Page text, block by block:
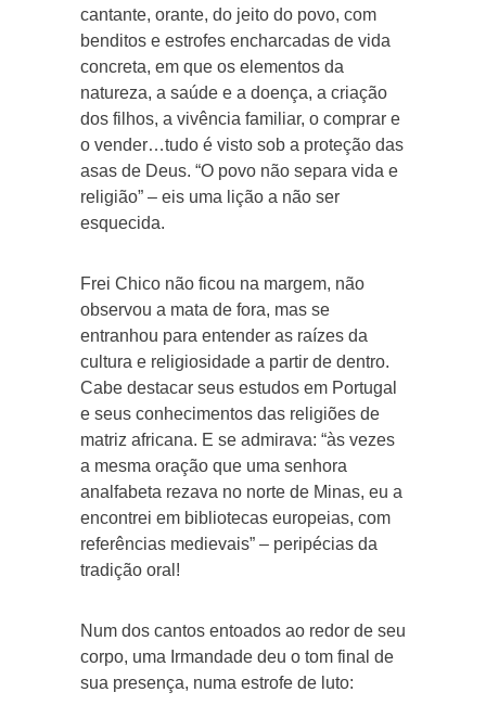
cantante, orante, do jeito do povo, com
benditos e estrofes encharcadas de vida
concreta, em que os elementos da
natureza, a saúde e a doença, a criação
dos filhos, a vivência familiar, o comprar e
o vender…tudo é visto sob a proteção das
asas de Deus. “O povo não separa vida e
religião” – eis uma lição a não ser
esquecida.
Frei Chico não ficou na margem, não
observou a mata de fora, mas se
entranhou para entender as raízes da
cultura e religiosidade a partir de dentro.
Cabe destacar seus estudos em Portugal
e seus conhecimentos das religiões de
matriz africana. E se admirava: “às vezes
a mesma oração que uma senhora
analfabeta rezava no norte de Minas, eu a
encontrei em bibliotecas europeias, com
referências medievais” – peripécias da
tradição oral!
Num dos cantos entoados ao redor de seu
corpo, uma Irmandade deu o tom final de
sua presença, numa estrofe de luto: